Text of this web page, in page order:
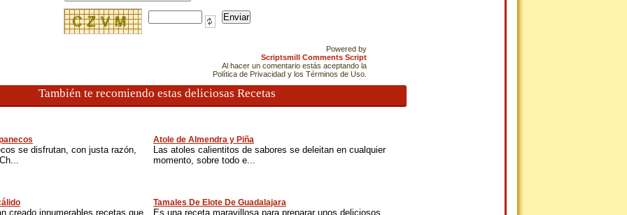
Powered by
Scriptsmill Comments Script
Al hacer un comentario estás aceptando la
Política de Privacidad y los Términos de Uso.
También te recomiendo estas deliciosas Recetas
se disfrutan, con justa razón,
Atole de Almendra y Piña
Las atoles calientitos de sabores se deleitan en cualquier
momento, sobre todo e...
creado innumerables recetas que
Tamales De Elote De Guadalajara
Es una receta maravillosa para preparar unos deliciosos